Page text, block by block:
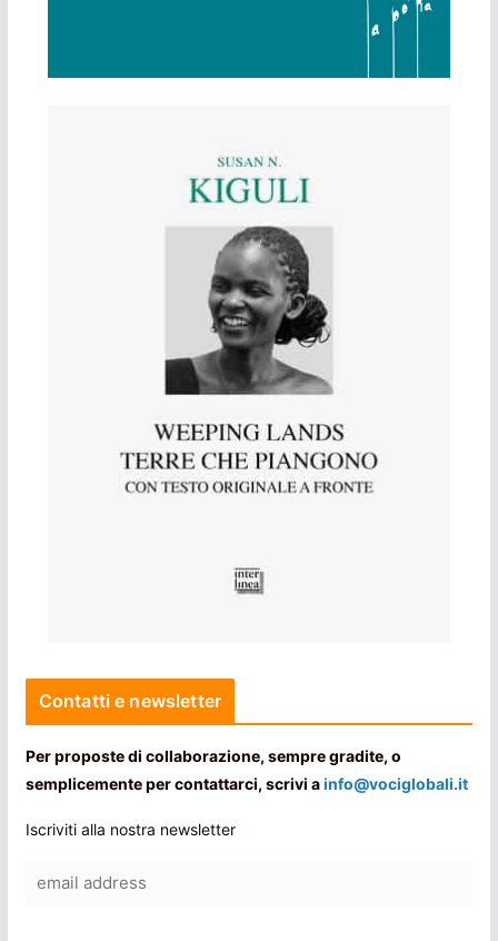
Contatti e newsletter
Per proposte di collaborazione, sempre gradite, o
semplicemente per contattarci, scrivi ainfo@vociglobali.it
Iscriviti alla nostra newsletter